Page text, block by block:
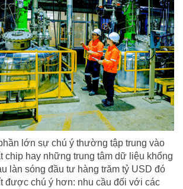
lớn sự chú ý thường tập trung vào
chip hay những trung tâm dữ liệu khổng
làn sóng đầu tư hàng trăm tỷ USD đó
được chú ý hơn: nhu cầu đối với các